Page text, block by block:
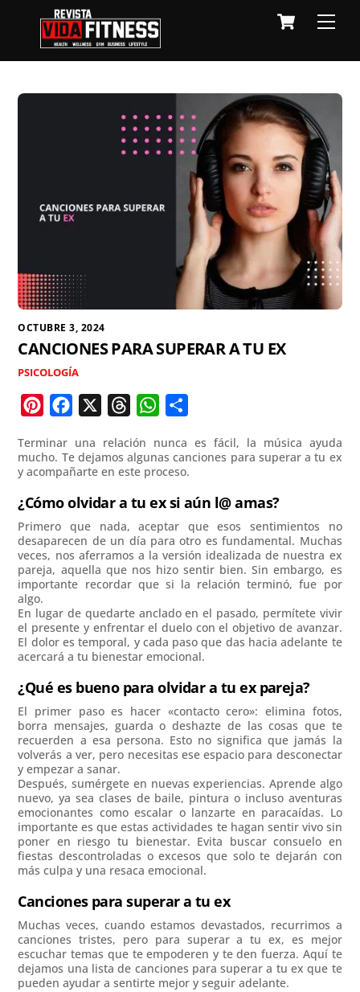
content
Cart
OCTUBRE 3, 2024
CANCIONES PARA SUPERAR A TU EX
PSICOLOGÍA
n
t
e
s
t
c
e
b
o
k
r
e
a
s
W
a
t
p
p
m
p
a
t
i
r
Terminar una relación nunca es fácil, la música ayuda
mucho. Te dejamos algunas canciones para superar a tu ex
y acompañarte en este proceso.
¿Cómo olvidar a tu ex si aún l@ amas?
Primero que nada, aceptar que esos sentimientos no
desaparecen de un día para otro es fundamental. Muchas
veces, nos aferramos a la versión idealizada de nuestra ex
pareja, aquella que nos hizo sentir bien. Sin embargo, es
importante recordar que si la relación terminó, fue por
algo.
En lugar de quedarte anclado en el pasado, permítete vivir
el presente y enfrentar el duelo con el objetivo de avanzar.
El dolor es temporal, y cada paso que das hacia adelante te
acercará a tu bienestar emocional.
¿Qué es bueno para olvidar a tu ex pareja?
El primer paso es hacer «contacto cero»: elimina fotos,
borra mensajes, guarda o deshazte de las cosas que te
recuerden a esa persona. Esto no significa que jamás la
volverás a ver, pero necesitas ese espacio para desconectar
y empezar a sanar.
Después, sumérgete en nuevas experiencias. Aprende algo
nuevo, ya sea clases de baile, pintura o incluso aventuras
emocionantes como escalar o lanzarte en paracaídas. Lo
importante es que estas actividades te hagan sentir vivo sin
poner en riesgo tu bienestar. Evita buscar consuelo en
fiestas descontroladas o excesos que solo te dejarán con
más culpa y una resaca emocional.
Canciones para superar a tu ex
Muchas veces, cuando estamos devastados, recurrimos a
canciones tristes, pero para superar a tu ex, es mejor
escuchar temas que te empoderen y te den fuerza. Aquí te
dejamos una lista de canciones para superar a tu ex que te
pueden ayudar a sentirte mejor y seguir adelante.